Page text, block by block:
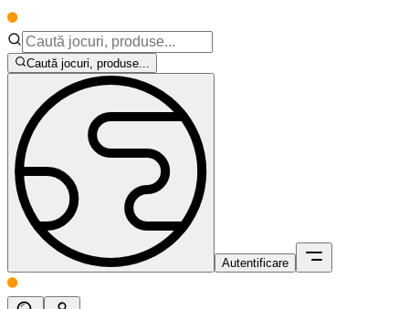
Caută jocuri, produse...
Autentificare